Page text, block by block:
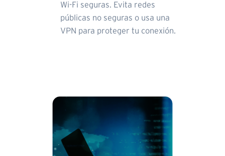
Wi-Fi seguras. Evita redes
públicas no seguras o usa una
VPN para proteger tu conexión.